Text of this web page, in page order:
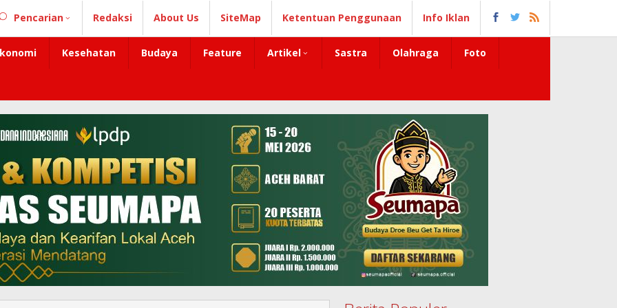
Pencarian Redaksi About Us SiteMap Ketentuan Penggunaan Info Iklan
Kesehatan Budaya Feature Artikel Sastra Olahraga Foto